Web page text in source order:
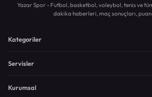
Yazar Spor - Futbol, basketbol, voleybol, tenis ve
dakika haberleri, maç sonuçları,
Kategoriler
Servisler
Kurumsal